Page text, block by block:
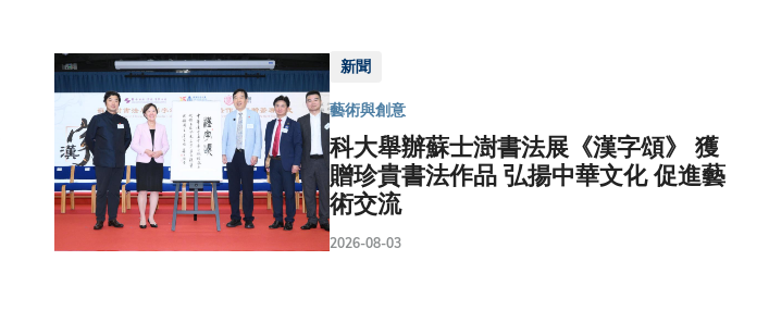
新聞
藝術與創意
科大舉辦蘇士澍書法展《漢字頌》 獲
贈珍貴書法作品 弘揚中華文化 促進藝
術交流
2026-08-03